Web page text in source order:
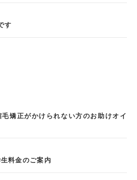
す
矯正がかけられない方のお助けオイ
料金のご案内